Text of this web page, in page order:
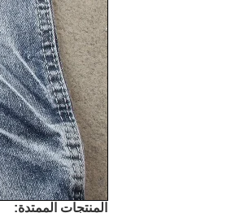
المنتجات الممتدة: